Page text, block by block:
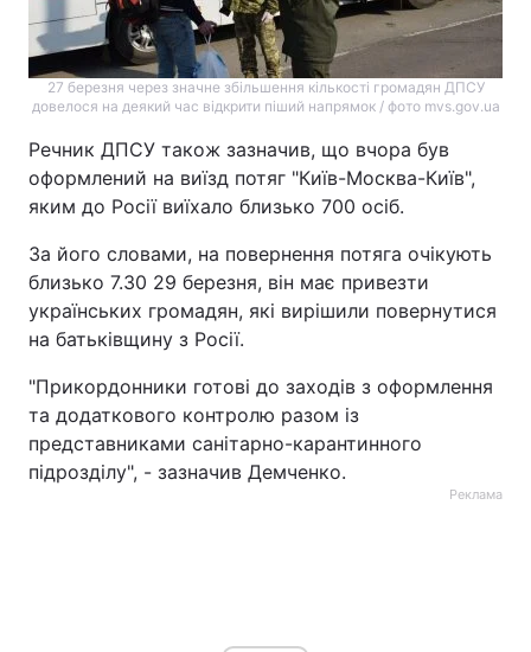
27 березня через значне збільшення кількості громадян ДПСУ
довелося на деякий час відкрити піший напрямок / фото mvs.gov.ua
Речник ДПСУ також зазначив, що вчора був
оформлений на виїзд потяг "Київ-Москва-Київ",
яким до Росії виїхало близько 700 осіб.
За його словами, на повернення потяга очікують
близько 7.30 29 березня, він має привезти
українських громадян, які вирішили повернутися
на батьківщину з Росії.
"Прикордонники готові до заходів з оформлення
та додаткового контролю разом із
представниками санітарно-карантинного
підрозділу", - зазначив Демченко.
Реклама